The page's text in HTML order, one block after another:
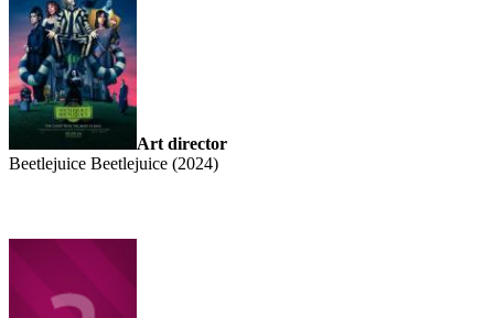
Art director
Beetlejuice Beetlejuice (2024)